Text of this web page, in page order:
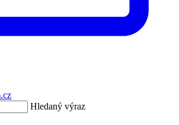
Hledaný výraz